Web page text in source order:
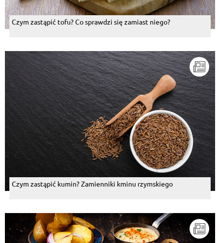
Czym zastąpić tofu? Co sprawdzi się zamiast niego?
Czym zastąpić kumin? Zamienniki kminu rzymskiego